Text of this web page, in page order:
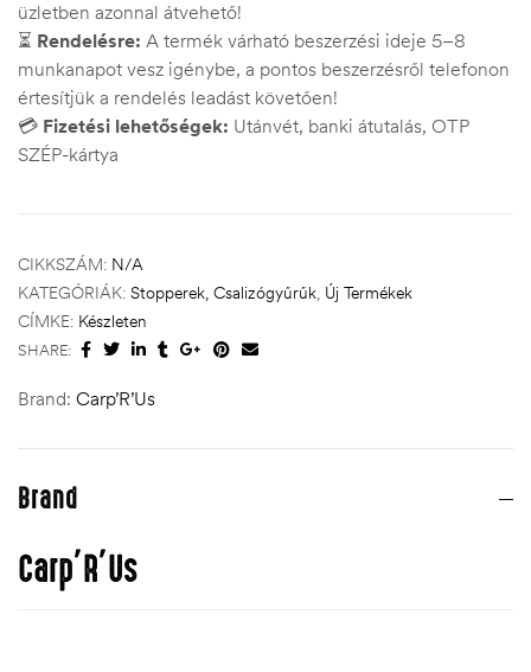
üzletben azonnal átvehető!
⏳ Rendelésre: A termék várható beszerzési ideje 5–8
munkanapot vesz igénybe, a pontos beszerzésről telefonon
értesítjük a rendelés leadást követően!
💳 Fizetési lehetőségek: Utánvét, banki átutalás, OTP
SZÉP-kártya
CIKKSZÁM: N/A
KATEGÓRIÁK: Stopperek, Csalizógyűrűk, Új Termékek
CÍMKE: Készleten
SHARE:
Brand: Carp’R’Us
Brand
Carp’R’Us